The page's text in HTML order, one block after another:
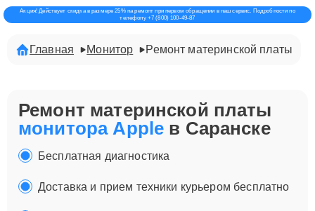
Акция! Действует скидка в размере 25% на ремонт при первом обращении в наш сервис. Подробности по
телефону +7 (800) 100-49-87
Главная Монитор Ремонт материнской платы
Ремонт материнской платы
монитора Apple в Саранске
Бесплатная диагностика
Доставка и прием техники курьером бесплатно